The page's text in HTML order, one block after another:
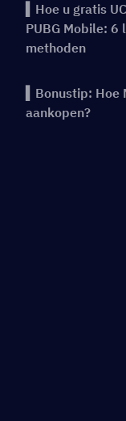
▍Hoe u gratis
PUBG Mobile: 6
methoden
▍Bonustip:
aankopen?